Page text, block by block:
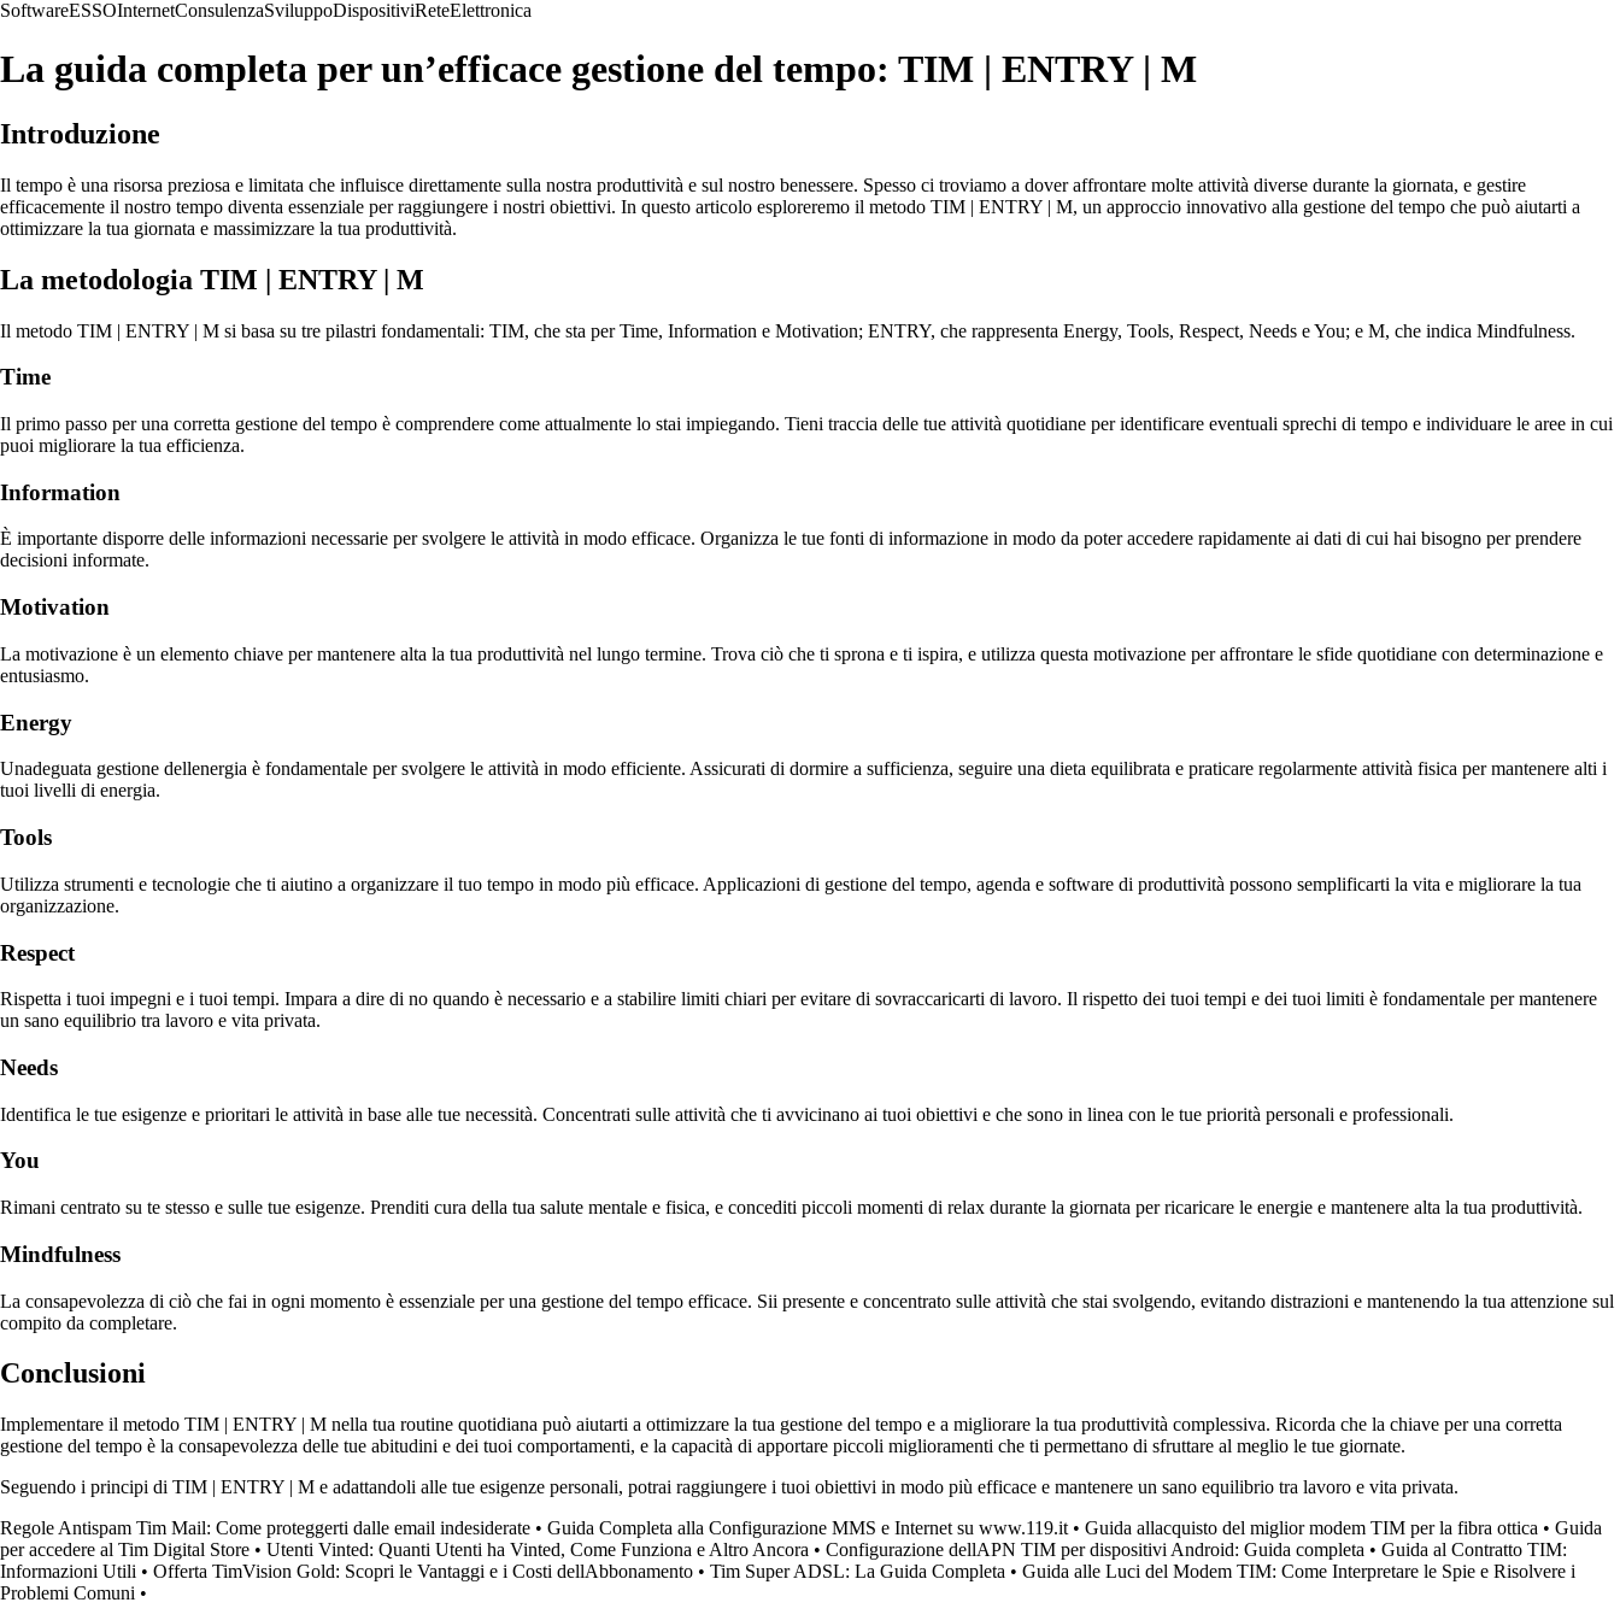
SoftwareESSOInternetConsulenzaSviluppoDispositiviReteElettronica
La guida completa per un’efficace gestione del tempo: TIM | ENTRY | M
Introduzione
Il tempo è una risorsa preziosa e limitata che influisce direttamente sulla nostra produttività e sul nostro benessere. Spesso ci troviamo a dover affrontare molte attività diverse durante la giornata, e gestire
efficacemente il nostro tempo diventa essenziale per raggiungere i nostri obiettivi. In questo articolo esploreremo il metodo TIM | ENTRY | M, un approccio innovativo alla gestione del tempo che può aiutarti a
ottimizzare la tua giornata e massimizzare la tua produttività.
La metodologia TIM | ENTRY | M
Il metodo TIM | ENTRY | M si basa su tre pilastri fondamentali: TIM, che sta per Time, Information e Motivation; ENTRY, che rappresenta Energy, Tools, Respect, Needs e You; e M, che indica Mindfulness.
Time
Il primo passo per una corretta gestione del tempo è comprendere come attualmente lo stai impiegando. Tieni traccia delle tue attività quotidiane per identificare eventuali sprechi di tempo e individuare le aree in cui
puoi migliorare la tua efficienza.
Information
È importante disporre delle informazioni necessarie per svolgere le attività in modo efficace. Organizza le tue fonti di informazione in modo da poter accedere rapidamente ai dati di cui hai bisogno per prendere
decisioni informate.
Motivation
La motivazione è un elemento chiave per mantenere alta la tua produttività nel lungo termine. Trova ciò che ti sprona e ti ispira, e utilizza questa motivazione per affrontare le sfide quotidiane con determinazione e
entusiasmo.
Energy
Unadeguata gestione dellenergia è fondamentale per svolgere le attività in modo efficiente. Assicurati di dormire a sufficienza, seguire una dieta equilibrata e praticare regolarmente attività fisica per mantenere alti i
tuoi livelli di energia.
Tools
Utilizza strumenti e tecnologie che ti aiutino a organizzare il tuo tempo in modo più efficace. Applicazioni di gestione del tempo, agenda e software di produttività possono semplificarti la vita e migliorare la tua
organizzazione.
Respect
Rispetta i tuoi impegni e i tuoi tempi. Impara a dire di no quando è necessario e a stabilire limiti chiari per evitare di sovraccaricarti di lavoro. Il rispetto dei tuoi tempi e dei tuoi limiti è fondamentale per mantenere
un sano equilibrio tra lavoro e vita privata.
Needs
Identifica le tue esigenze e prioritari le attività in base alle tue necessità. Concentrati sulle attività che ti avvicinano ai tuoi obiettivi e che sono in linea con le tue priorità personali e professionali.
You
Rimani centrato su te stesso e sulle tue esigenze. Prenditi cura della tua salute mentale e fisica, e concediti piccoli momenti di relax durante la giornata per ricaricare le energie e mantenere alta la tua produttività.
Mindfulness
La consapevolezza di ciò che fai in ogni momento è essenziale per una gestione del tempo efficace. Sii presente e concentrato sulle attività che stai svolgendo, evitando distrazioni e mantenendo la tua attenzione sul
compito da completare.
Conclusioni
Implementare il metodo TIM | ENTRY | M nella tua routine quotidiana può aiutarti a ottimizzare la tua gestione del tempo e a migliorare la tua produttività complessiva. Ricorda che la chiave per una corretta
gestione del tempo è la consapevolezza delle tue abitudini e dei tuoi comportamenti, e la capacità di apportare piccoli miglioramenti che ti permettano di sfruttare al meglio le tue giornate.
Seguendo i principi di TIM | ENTRY | M e adattandoli alle tue esigenze personali, potrai raggiungere i tuoi obiettivi in modo più efficace e mantenere un sano equilibrio tra lavoro e vita privata.
Regole Antispam Tim Mail: Come proteggerti dalle email indesiderate • Guida Completa alla Configurazione MMS e Internet su www.119.it • Guida allacquisto del miglior modem TIM per la fibra ottica • Guida
per accedere al Tim Digital Store • Utenti Vinted: Quanti Utenti ha Vinted, Come Funziona e Altro Ancora • Configurazione dellAPN TIM per dispositivi Android: Guida completa • Guida al Contratto TIM:
Informazioni Utili • Offerta TimVision Gold: Scopri le Vantaggi e i Costi dellAbbonamento • Tim Super ADSL: La Guida Completa • Guida alle Luci del Modem TIM: Come Interpretare le Spie e Risolvere i
Problemi Comuni •